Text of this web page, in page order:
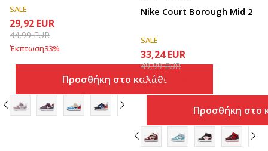
SALE
29,92 EUR
44,99EUR
Έκπτωση33%
Προσθήκη στο καλάθι
Nike Court Borough Mid 2
SALE
33,24 EUR
49,99EUR
Έκπτωση
Προσθήκη στο